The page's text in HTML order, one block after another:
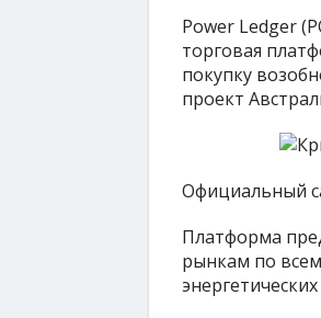
Power Ledger
торговая
покупку
проект
Официальный
Платформа
рынкам по